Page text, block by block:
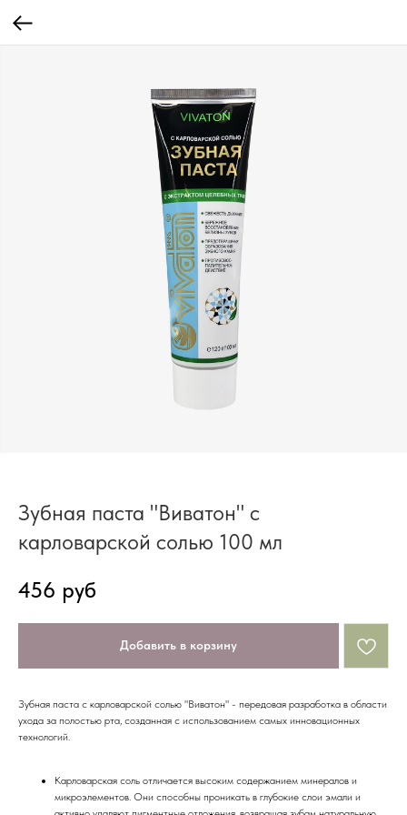
Зубная паста "Виватон" с
карловарской солью 100 мл
456 руб
Добавить в корзину
Зубная паста с карловарской солью "Виватон" - передовая разработка в области
ухода за полостью рта, созданная с использованием самых инновационных
технологий.
Карловарская соль отличается высоким содержанием минералов и
микроэлементов. Они способны проникать в глубокие слои эмали и